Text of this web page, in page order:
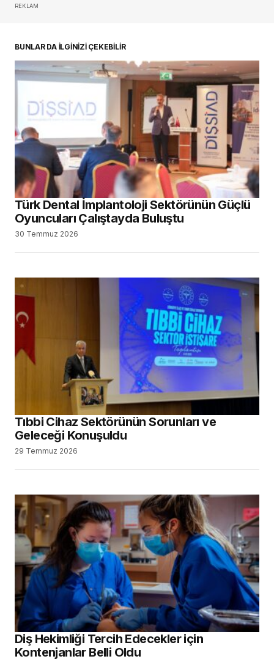
REKLAM
BUNLAR DA İLGİNİZİ ÇEKEBİLİR
Türk Dental İmplantoloji Sektörünün Güçlü
Oyuncuları Çalıştayda Buluştu
30 Temmuz 2026
Tıbbi Cihaz Sektörünün Sorunları ve
Geleceği Konuşuldu
29 Temmuz 2026
Diş Hekimliği Tercih Edecekler için
Kontenjanlar Belli Oldu